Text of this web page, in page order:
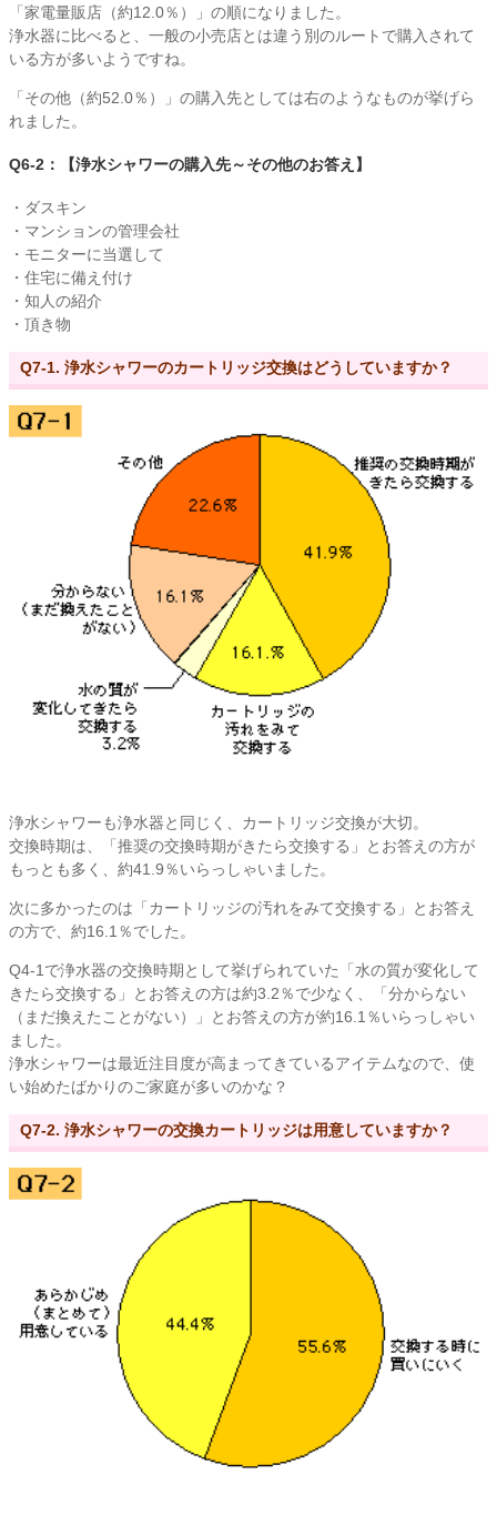
「家電量販店（約12.0％）」の順になりました。
浄水器に比べると、一般の小売店とは違う別のルートで購入されて
いる方が多いようですね。
「その他（約52.0％）」の購入先としては右のようなものが挙げら
れました。
Q6-2：【浄水シャワーの購入先～その他のお答え】
・ダスキン
・マンションの管理会社
・モニターに当選して
・住宅に備え付け
・知人の紹介
・頂き物
Q7-1. 浄水シャワーのカートリッジ交換はどうしていますか？
浄水シャワーも浄水器と同じく、カートリッジ交換が大切。
交換時期は、「推奨の交換時期がきたら交換する」とお答えの方が
もっとも多く、約41.9％いらっしゃいました。
次に多かったのは「カートリッジの汚れをみて交換する」とお答え
の方で、約16.1％でした。
Q4-1で浄水器の交換時期として挙げられていた「水の質が変化して
きたら交換する」とお答えの方は約3.2％で少なく、「分からない
（まだ換えたことがない）」とお答えの方が約16.1％いらっしゃい
ました。
浄水シャワーは最近注目度が高まってきているアイテムなので、使
い始めたばかりのご家庭が多いのかな？
Q7-2. 浄水シャワーの交換カートリッジは用意していますか？